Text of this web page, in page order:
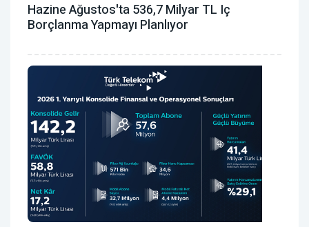
Hazine Ağustos'ta 536,7 Milyar TL Iç
Borçlanma Yapmayı Planlıyor